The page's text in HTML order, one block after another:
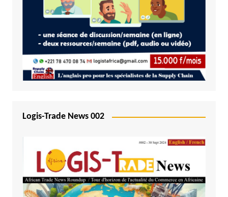
Logis-Trade News 002